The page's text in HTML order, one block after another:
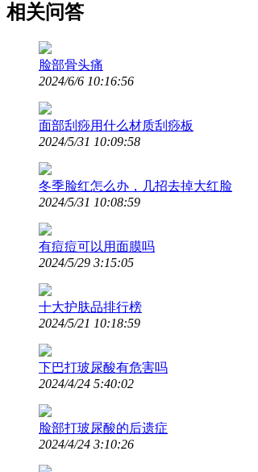
相关问答
脸部骨头痛
2024/6/6 10:16:56
面部刮痧用什么材质刮痧板
2024/5/31 10:09:58
冬季脸红怎么办，几招去掉大红脸
2024/5/31 10:08:59
有痘痘可以用面膜吗
2024/5/29 3:15:05
十大护肤品排行榜
2024/5/21 10:18:59
下巴打玻尿酸有危害吗
2024/4/24 5:40:02
脸部打玻尿酸的后遗症
2024/4/24 3:10:26